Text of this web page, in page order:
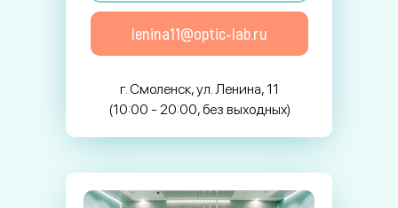
г. Смоленск, ул. Ленина, 11
(10:00 - 20:00, без выходных)
lenina11@optic-lab.ru